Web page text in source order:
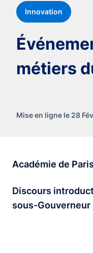
Innovation
métiers
Mise en ligne le 28
Académie de
Discours
sous-Gouverneur